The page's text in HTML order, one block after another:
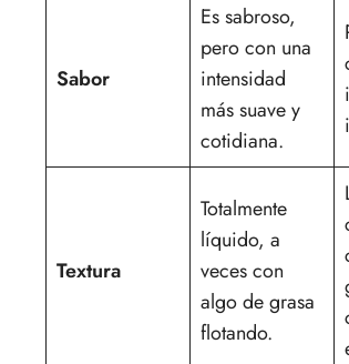
Sabor
Es sabroso,
pero con una
intensidad
más suave y
cotidiana.
Textura
Totalmente
líquido, a
veces con
algo de grasa
flotando.